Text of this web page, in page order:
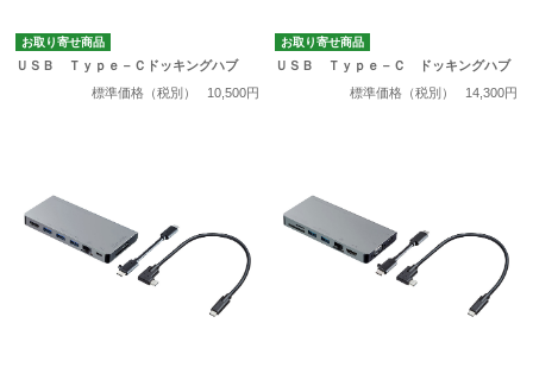
お取り寄せ商品
ＵＳＢ Ｔｙｐｅ－Ｃドッキングハブ
標準価格（税別）
10,500円
お取り寄せ商品
ＵＳＢ Ｔｙｐｅ－Ｃ ドッキングハブ
標準価格（税別）
14,300円